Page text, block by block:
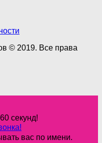
© 2019. Все права
60 секунд!
вас по имени.